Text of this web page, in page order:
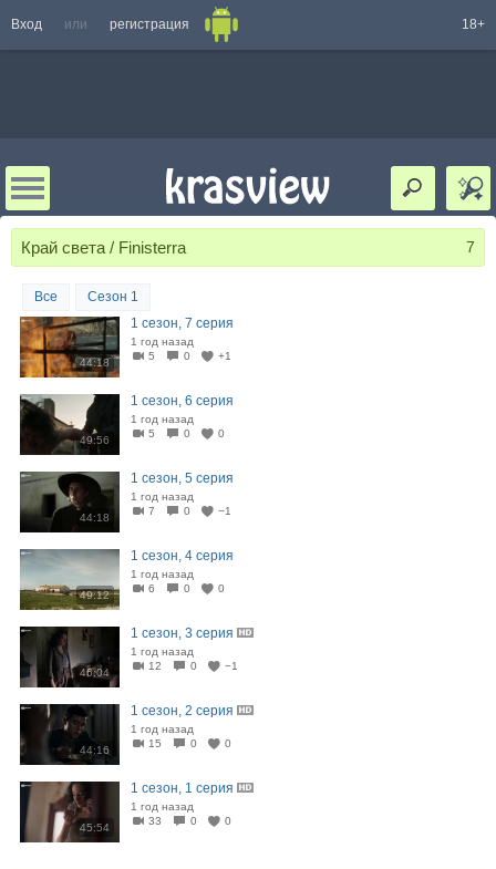
Вход или регистрация 18+
Край света / Finisterra 7
Все Сезон 1
44:18
1 сезон, 7 серия
1 год назад
5
0 +1
49:56
1 сезон, 6 серия
1 год назад
5
0 0
44:18
1 сезон, 5 серия
1 год назад
7
0 −1
49:12
1 сезон, 4 серия
1 год назад
6
0 0
46:04
1 сезон, 3 серия
1 год назад
12
0 −1
44:16
1 сезон, 2 серия
1 год назад
15
0 0
45:54
1 сезон, 1 серия
1 год назад
33
0 0